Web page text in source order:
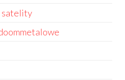
satelity